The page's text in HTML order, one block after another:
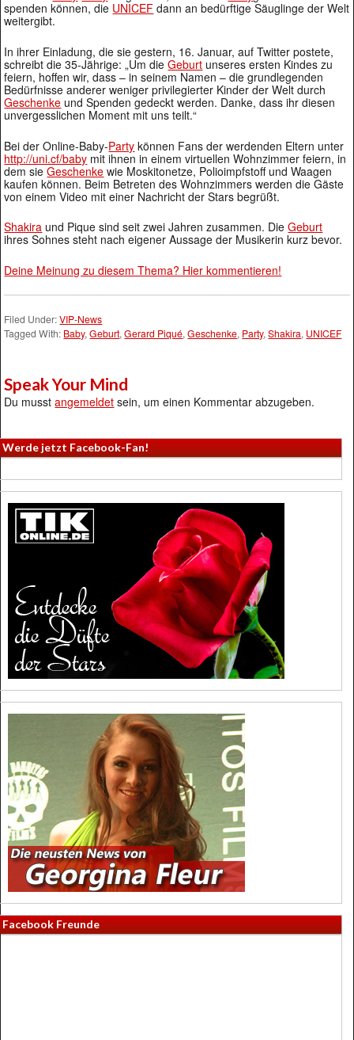
spenden können, die UNICEF dann an bedürftige Säuglinge der Welt
weitergibt.
In ihrer Einladung, die sie gestern, 16. Januar, auf Twitter postete,
schreibt die 35-Jährige: „Um dieGeburt unseres ersten Kindes zu
feiern, hoffen wir, dass – in seinem Namen – die grundlegenden
Bedürfnisse anderer weniger privilegierter Kinder der Welt durch
Geschenke und Spenden gedeckt werden. Danke, dass ihr diesen
unvergesslichen Moment mit uns teilt.“
Bei der Online-Baby-Party können Fans der werdenden Eltern unter
http://uni.cf/baby mit ihnen in einem virtuellen Wohnzimmer feiern, in
dem sieGeschenke wie Moskitonetze, Polioimpfstoff und Waagen
kaufen können. Beim Betreten des Wohnzimmers werden die Gäste
von einem Video mit einer Nachricht der Stars begrüßt.
Shakira und Pique sind seit zwei Jahren zusammen. DieGeburt
ihres Sohnes steht nach eigener Aussage der Musikerin kurz bevor.
Deine Meinung zu diesem Thema? Hier kommentieren!
Filed Under:VIP-News
Tagged With: Baby,Geburt,Gerard Piqué,Geschenke, Party,Shakira, UNICEF
Speak Your Mind
Du musstangemeldet sein, um einen Kommentar abzugeben.
Werde jetzt Facebook-Fan!
Facebook Freunde